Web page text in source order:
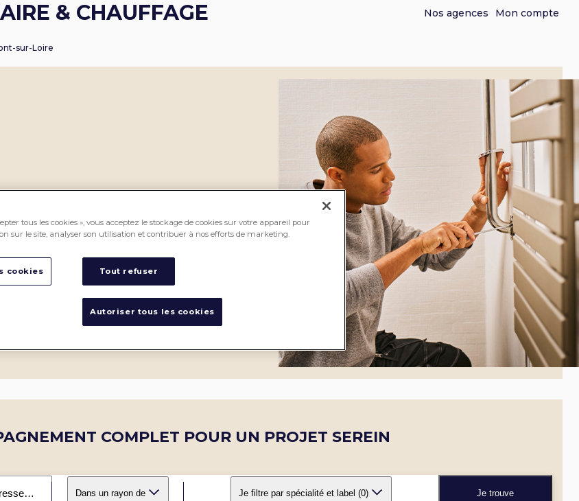
& CHAUFFAGE Nos agences Mon compte
sur-Loire
des professionnels
pour vous accompagner
COMPLET POUR UN PROJET SEREIN
Dans un rayon de Je filtre par spécialité et label (0) Je trouve
tous les cookies », vous acceptez le stockage de cookies sur votre appareil pour
sur le site, analyser son utilisation et contribuer à nos efforts de marketing.
cookies Tout refuser
Autoriser tous les cookies